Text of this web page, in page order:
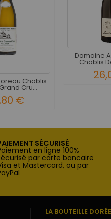
Chablis
Cru...
€
Domaine
Chablis
SÉCURISÉ
en ligne 100%
par carte bancaire
et Mastercard, ou par
LA BOUTEILLE DORÉE